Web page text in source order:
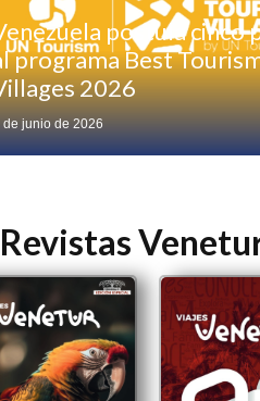
postula cinco
programa Best
2026
de junio de 2026
Revistas